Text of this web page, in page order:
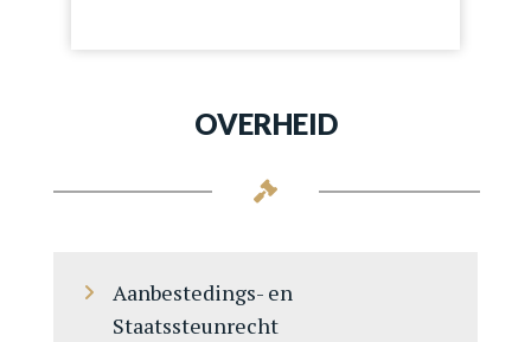
OVERHEID
Aanbestedings- en
Staatssteunrecht